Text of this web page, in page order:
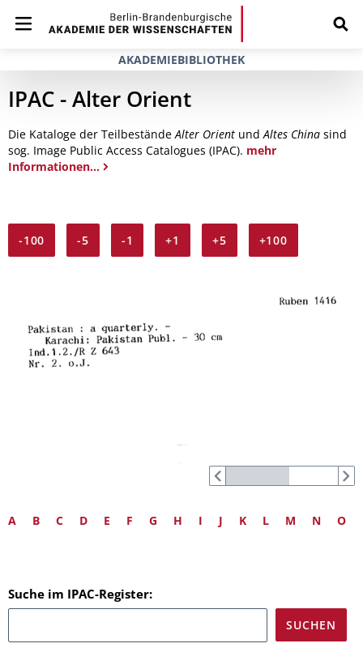
AKADEMIEBIBLIOTHEK
IPAC - Alter Orient
Die Kataloge der TeilbeständeAlter Orient undAltes China sind
sog. Image Public Access Catalogues (IPAC). mehr
Informationen...
-100 -5 -1 +1 +5 +100
A B C D E F G H I J K L M N O
Suche im IPAC-Register: